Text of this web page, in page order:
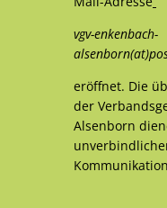
vgv-enkenbach-
eröffnet. Die
der
Alsenborn